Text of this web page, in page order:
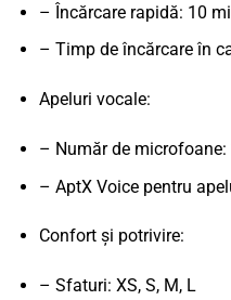
– Încărcare rapidă: 10
– Timp de încărcare în
Apeluri vocale:
– Număr de microfoane:
– AptX Voice pentru
Confort și potrivire:
– Sfaturi: XS, S, M, L